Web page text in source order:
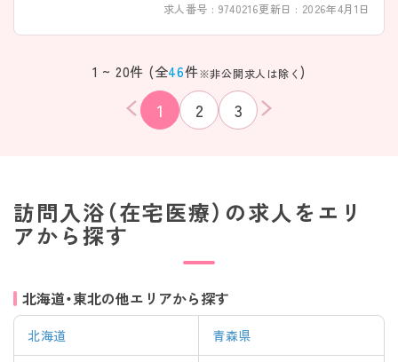
該当件数
件
クリア
求人番号 : 9740216更新日 : 2026年4月1日
1 ~ 20件 (全46件※非公開求人は除く )
1 2 3
訪問入浴（在宅医療）の求人をエリ
アから探す
北海道・東北の他エリアから探す
北海道 青森県